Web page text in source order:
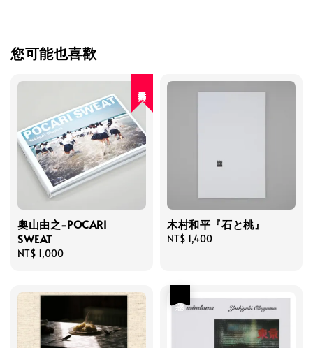
您可能也喜歡
奧山由之-POCARI
SWEAT
Regular
NT$ 1,000
木村和平『石と桃』
Regular
NT$ 1,400